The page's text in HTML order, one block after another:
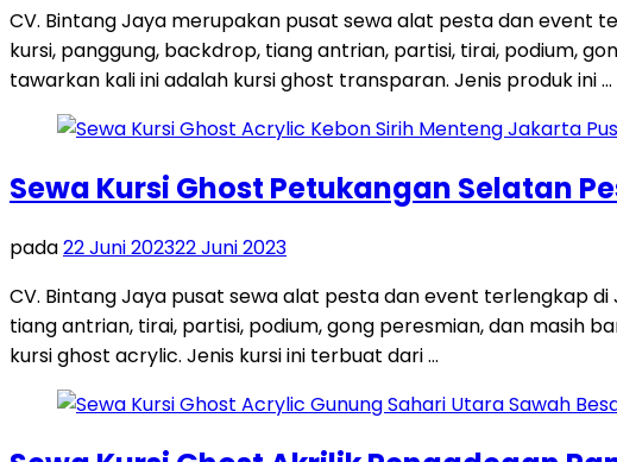
CV. Bintang Jaya merupakan pusat sewa alat pesta dan event
kursi, panggung, backdrop, tiang antrian, partisi, tirai, podium,
tawarkan kali ini adalah kursi ghost transparan. Jenis produk ini …
Sewa Kursi Ghost Petukangan Selatan
pada22 Juni 202322 Juni 2023
CV. Bintang Jaya pusat sewa alat pesta dan event terlengkap
tiang antrian, tirai, partisi, podium, gong peresmian, dan masih
kursi ghost acrylic. Jenis kursi ini terbuat dari …